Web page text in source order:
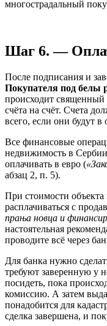
многострадальный
Шаг 6. —
После подписания и
Покупателя под белы
происходит
счёта на счёт. Счета
всего, если они будут
Все финансовые
недвижимость в
оплачивать в евро (
абзац 2, п. 5).
При стоимости объекта
расплачиваться с
прања новца и
настоятельная
проводите всё через
Для банка нужно
требуют заверенную у
посидеть, пока
комиссию. А затем
понадобится для
сделка завершена, и